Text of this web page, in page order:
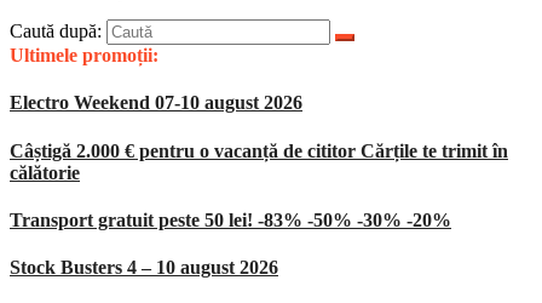
Caută după:
Ultimele promoții:
Electro Weekend 07-10 august 2026
Câștigă 2.000 € pentru o vacanță de cititor Cărțile te trimit în
călătorie
Transport gratuit peste 50 lei! -83% -50% -30% -20%
Stock Busters 4 – 10 august 2026